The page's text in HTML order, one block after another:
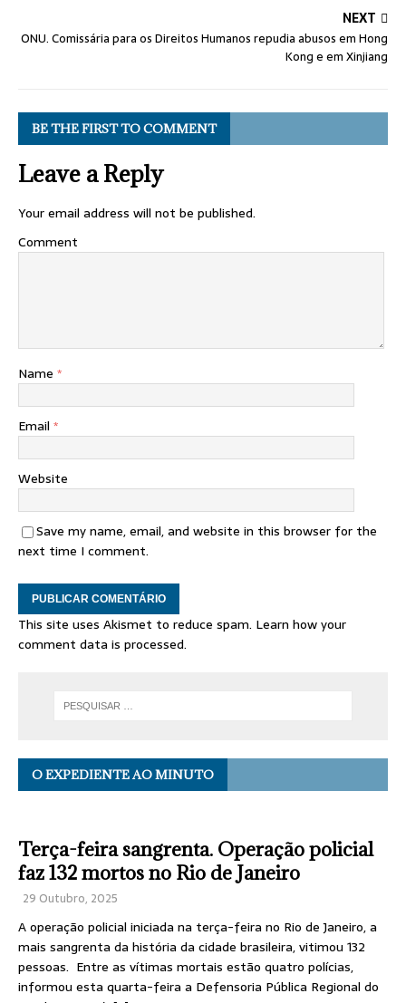
NEXT
ONU. Comissária para os Direitos Humanos repudia abusos em Hong
Kong e em Xinjiang
BE THE FIRST TO COMMENT
Leave a Reply
Your email address will not be published.
Comment
Name *
Email *
Website
Save my name, email, and website in this browser for the
next time I comment.
This site uses Akismet to reduce spam. Learn how your
comment data is processed.
O EXPEDIENTE AO MINUTO
Terça-feira sangrenta. Operação policial
faz 132 mortos no Rio de Janeiro
29 Outubro, 2025
A operação policial iniciada na terça-feira no Rio de Janeiro, a
mais sangrenta da história da cidade brasileira, vitimou 132
pessoas. Entre as vítimas mortais estão quatro polícias,
informou esta quarta-feira a Defensoria Pública Regional do